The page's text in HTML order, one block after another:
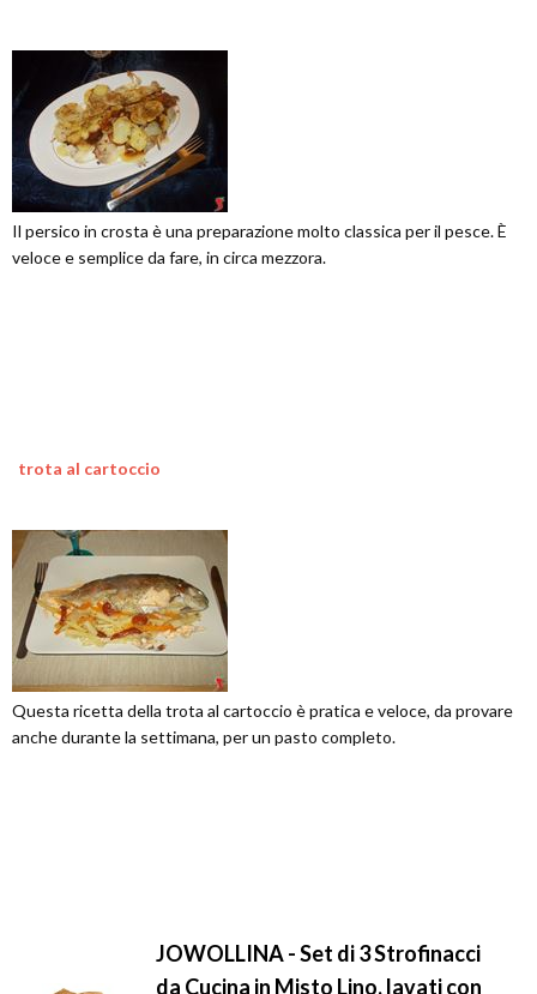
Il persico in crosta è una preparazione molto classica per il pesce. È
veloce e semplice da fare, in circa mezzora.
trota al cartoccio
Questa ricetta della trota al cartoccio è pratica e veloce, da provare
anche durante la settimana, per un pasto completo.
JOWOLLINA - Set di 3 Strofinacci
da Cucina in Misto Lino, lavati con